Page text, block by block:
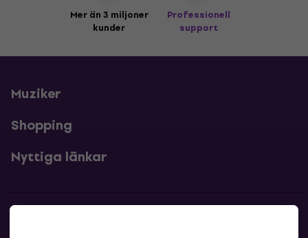
Mer än 3 miljoner
kunder
Professionell
support
Muziker
Shopping
Nyttiga länkar